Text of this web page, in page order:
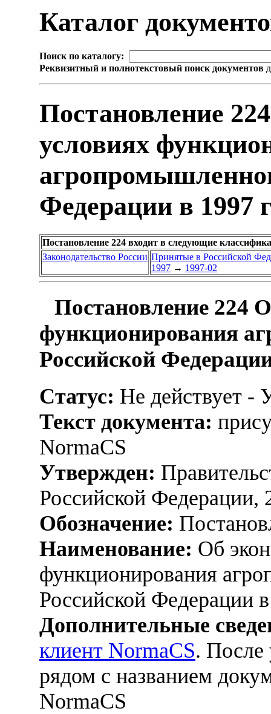
Каталог
Поиск по каталогу:
Реквизитный и полнотекстовый поиск документов
Постановление
условиях
Федерации в 1997
Постановление 224 входит в следующие
Законодательство России Принятые в Российской
1997 → 1997-02
Постановление 224
функционирования
Российской
Статус: Не действует -
Текст документа:
NormaCS
Утвержден:
Российской Федерации,
Обозначение:
Наименование: Об
функционирования
Российской Федерации
Дополнительные
клиент NormaCS. После
рядом с названием
NormaCS